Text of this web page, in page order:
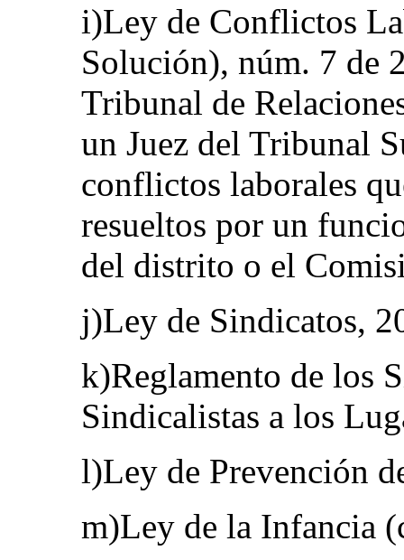
i)Ley de Conflictos
Solución), núm. 7 de
Tribunal de
un Juez del Tribunal
conflictos laborales
resueltos por un
del distrito o el
j)Ley de Sindicatos,
k)Reglamento de los
Sindicalistas a los
l)Ley de Prevención
m)Ley de la Infancia